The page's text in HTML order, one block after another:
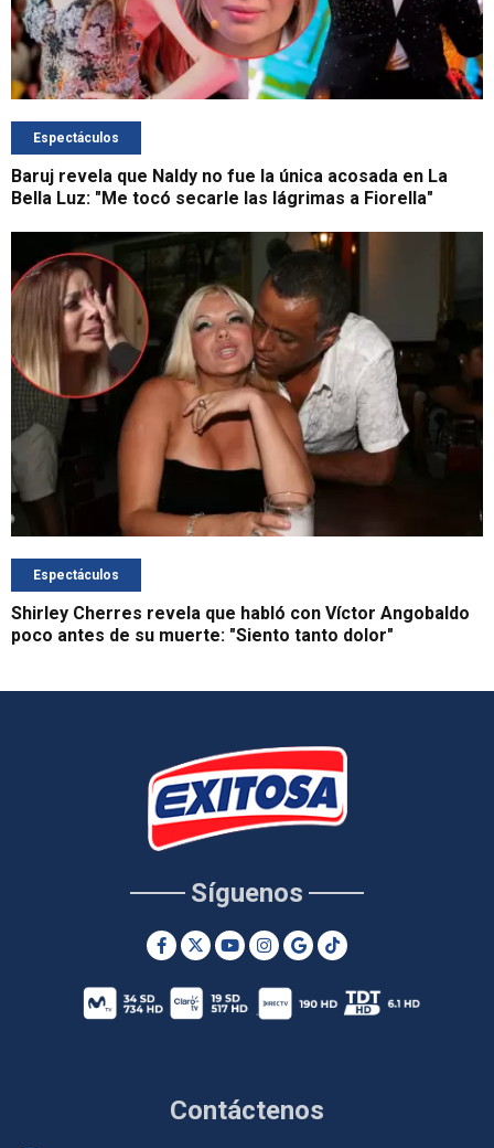
Espectáculos
Baruj revela que Naldy no fue la única acosada en La
Bella Luz: "Me tocó secarle las lágrimas a Fiorella"
Espectáculos
Shirley Cherres revela que habló con Víctor Angobaldo
poco antes de su muerte: "Siento tanto dolor"
Contáctenos
Síguenos